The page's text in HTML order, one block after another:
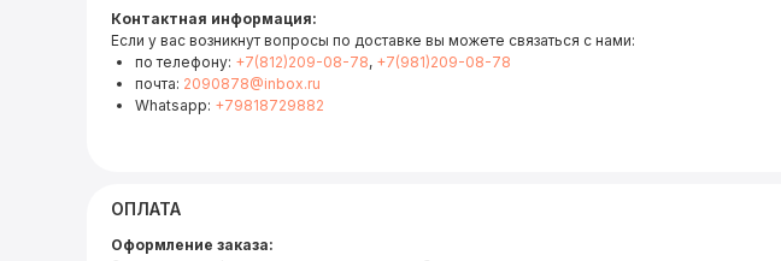
Контактная информация:
Если у вас возникнут вопросы по доставке вы можете связаться с нами:
по телефону: +7(812)209-08-78, +7(981)209-08-78
почта: 2090878@inbox.ru
Whatsapp: +79818729882
ОПЛАТА
Оформление заказа: